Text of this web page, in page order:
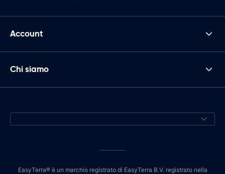
Account
Chi siamo
EasyTerra® è un marchio registrato di EasyTerra B.V. registrato nella